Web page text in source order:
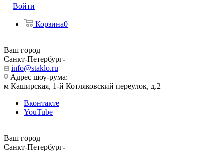
Войти
Корзина0
Ваш город
Санкт-Петербург
info@staklo.ru
Адрес шоу-рума:
м Каширская, 1-й Котляковский переулок, д.2
Вконтакте
YouTube
Ваш город
Санкт-Петербург